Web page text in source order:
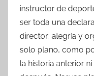
instructor de
ser toda una
director: alegría y
solo plano, como
la historia anterior